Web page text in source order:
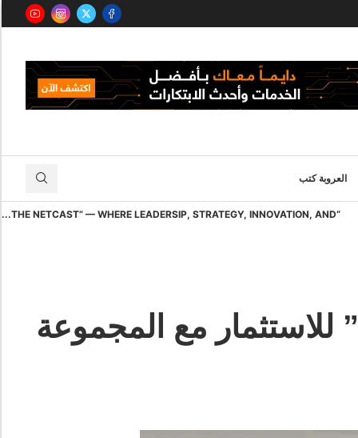
العروبة كتب
“THE NETCAST” — WHERE LEADERSIP, STRATEGY, INNOVATION, AND...
مع المجموعة